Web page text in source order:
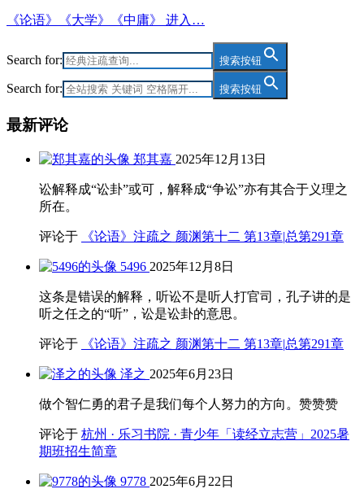
《论语》《大学》《中庸》 进入…
Search for: 搜索按钮
Search for: 搜索按钮
最新评论
郑其嘉 2025年12月13日
讼解释成“讼卦”或可，解释成“争讼”亦有其合于义理之
所在。
评论于 《论语》注疏之 颜渊第十二 第13章|总第291章
5496 2025年12月8日
这条是错误的解释，听讼不是听人打官司，孔子讲的是
听之任之的“听”，讼是讼卦的意思。
评论于 《论语》注疏之 颜渊第十二 第13章|总第291章
泽之 2025年6月23日
做个智仁勇的君子是我们每个人努力的方向。赞赞赞
评论于 杭州 · 乐习书院 · 青少年「读经立志营」2025暑
期班招生简章
9778 2025年6月22日